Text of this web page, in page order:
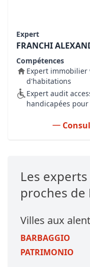
Expert
FRANCHI
Compétences
Expert immobilier
d'habitations
Expert audit
handicapées pour
Les
proches de
Villes aux
BARBAGGIO
PATRIMONIO